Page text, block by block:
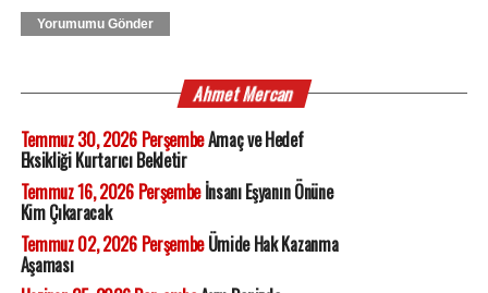
Yorumumu Gönder
Ahmet Mercan
Temmuz 30, 2026 PerşembeAmaç ve Hedef
Eksikliği Kurtarıcı Bekletir
Temmuz 16, 2026 Perşembeİnsanı Eşyanın Önüne
Kim Çıkaracak
Temmuz 02, 2026 PerşembeÜmide Hak Kazanma
Aşaması